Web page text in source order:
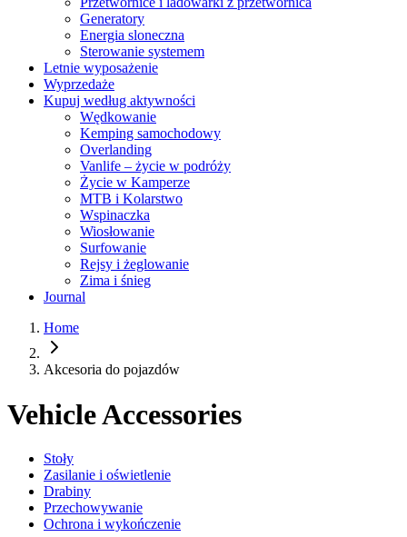
Generatory
Energia sloneczna
Sterowanie systemem
Letnie wyposażenie
Wyprzedaże
Kupuj według aktywności
Wędkowanie
Kemping samochodowy
Overlanding
Vanlife – życie w podróży
Życie w Kamperze
MTB i Kolarstwo
Wspinaczka
Wiosłowanie
Surfowanie
Rejsy i żeglowanie
Zima i śnieg
Journal
Home
Akcesoria do pojazdów
Vehicle Accessories
Stoły
Zasilanie i oświetlenie
Drabiny
Przechowywanie
Ochrona i wykończenie